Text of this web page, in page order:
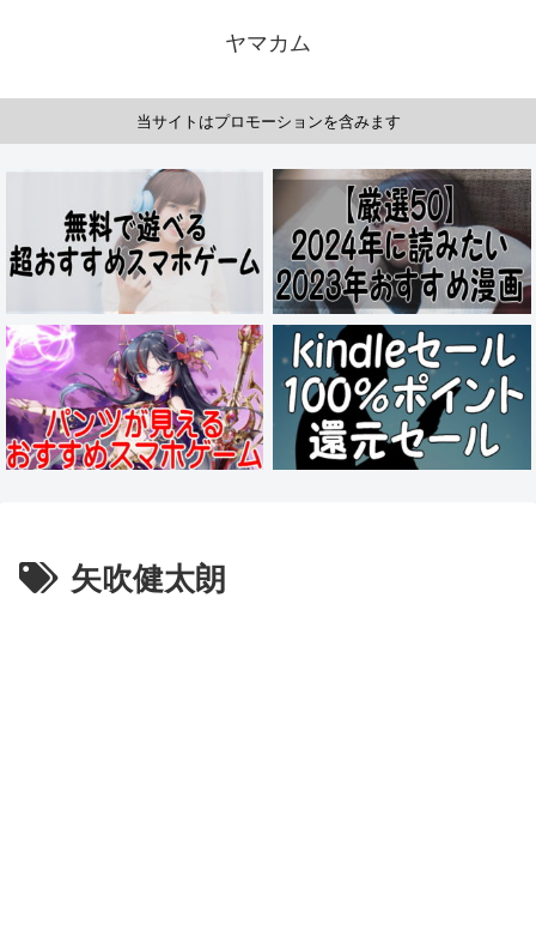
ヤマカム
当サイトはプロモーションを含みます
矢吹健太朗